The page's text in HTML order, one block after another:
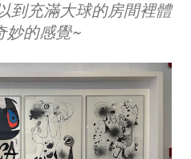
到充滿大球的房間裡體
妙的感覺~